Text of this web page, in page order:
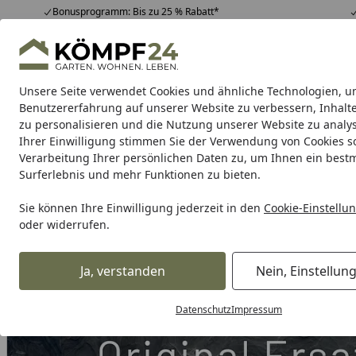
Unsere Seite verwendet Cookies und ähnliche Technologien,
Benutzererfahrung auf unserer Website zu verbessern,
zu personalisieren und die Nutzung unserer Website zu
Ihrer Einwilligung stimmen Sie der Verwendung von Cookies
Verarbeitung Ihrer persönlichen Daten zu, um Ihnen ein
Surferlebnis und mehr Funktionen zu bieten.
Sie können Ihre Einwilligung jederzeit in den Cookie-
oder widerrufen.
Ja, verstanden Nein,
DatenschutzImpressum
Bonusprogramm: Bis zu 25 % Rabatt*
Hotline07051 / 9 22 22
Mo-Fr. 8-16 Uhr 25.988 Bewertungen
Alle Produkte
Alle ProdukteHighlights Tipps & Tricks
Grill Gasgrill Holzkohlegrill Elektrogrill
Karibu Pools inkl.
Dein Traumpool im Sorglos-
Weber Rad mit Einsatz Holzkohle 2015 (65144)